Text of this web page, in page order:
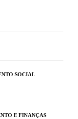
SOCIAL
E FINANÇAS